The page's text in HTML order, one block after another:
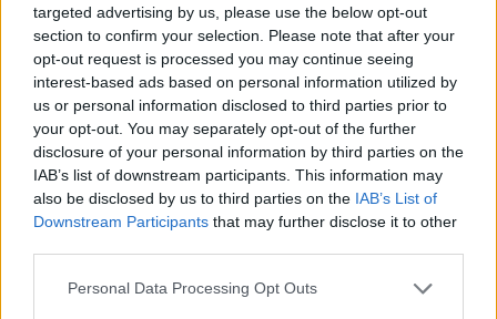
targeted advertising by us, please use the below opt-out
section to confirm your selection. Please note that after your
opt-out request is processed you may continue seeing
interest-based ads based on personal information utilized by
us or personal information disclosed to third parties prior to
your opt-out. You may separately opt-out of the further
disclosure of your personal information by third parties on the
IAB’s list of downstream participants. This information may
also be disclosed by us to third parties on the IAB’s List of
Downstream Participants that may further disclose it to other
Please note that this website/app uses one or more Google
Personal Data Processing Opt Outs
Σταύρος Νιάρχος - Ντάσα Ζούκοβα:
Παντρεύτηκαν μυστικά στο Παρίσι
Ανάμεσα στους καλεσμένους ήταν η
οικογένεια Μπέκαμ, οι Live Tyler, Tory Burch
και Larry Gagosian